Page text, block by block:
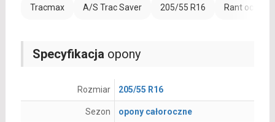
Tracmax A/S Trac Saver 205/55 R16 Rant
Specyfikacja opony
Rozmiar 205/55 R16
Sezon opony całoroczne